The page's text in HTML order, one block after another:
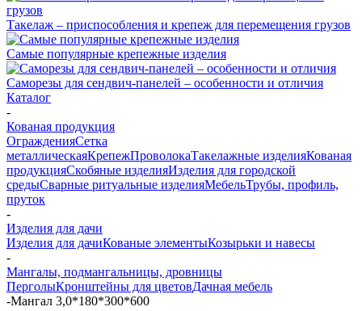
Такелаж – приспособления и крепеж для перемещения грузов
Самые популярные крепежные изделия
Саморезы для сендвич-панелей – особенности и отличия
Каталог
-
Кованая продукция
ОгражденияСетка
металлическаяКрепежПроволокаТакелажные изделияКованая
продукцияСкобяные изделияИзделия для городской
средыСварные ритуальные изделияМебельТрубы, профиль,
пруток
-
Изделия для дачи
Изделия для дачиКованые элементыКозырьки и навесы
-
Мангалы, подмангальницы, дровницы
ПерголыКронштейны для цветовДачная мебель
-Мангал 3,0*180*300*600